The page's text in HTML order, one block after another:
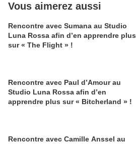
Vous aimerez aussi
Rencontre avec Sumana au Studio
Luna Rossa afin d’en apprendre plus
sur « The Flight » !
Rencontre avec Paul d’Amour au
Studio Luna Rossa afin d’en
apprendre plus sur « Bitcherland » !
Rencontre avec Camille Anssel au